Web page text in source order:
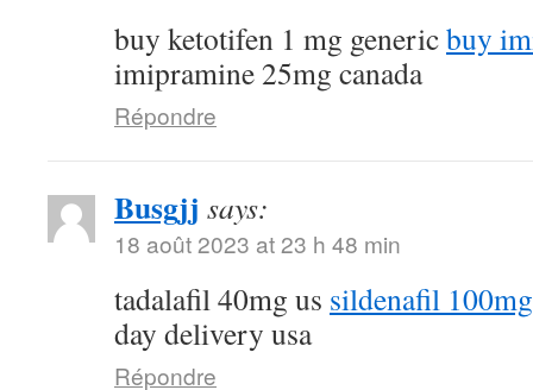
buy ketotifen 1 mg genericbuy
imipramine 25mg canada
Répondre
Busgjj says:
18 août 2023 at 23 h 48 min
tadalafil 40mg us sildenafil
day delivery usa
Répondre